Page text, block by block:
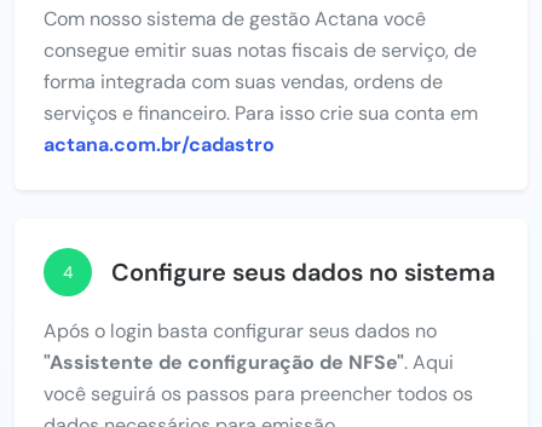
Com nosso sistema de gestão Actana você
consegue emitir suas notas fiscais de serviço, de
forma integrada com suas vendas, ordens de
serviços e financeiro. Para isso crie sua conta em
actana.com.br/cadastro
4 Configure seus dados no sistema
Após o login basta configurar seus dados no
"Assistente de configuração de NFSe". Aqui
você seguirá os passos para preencher todos os